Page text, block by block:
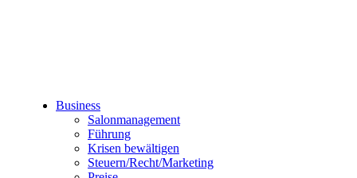
Business
Salonmanagement
Führung
Krisen bewältigen
Steuern/Recht/Marketing